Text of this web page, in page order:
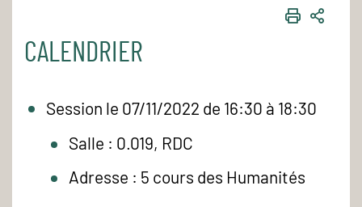
CALENDRIER
Session le 07/11/2022 de 16:30 à 18:30
Salle : 0.019, RDC
Adresse : 5 cours des Humanités